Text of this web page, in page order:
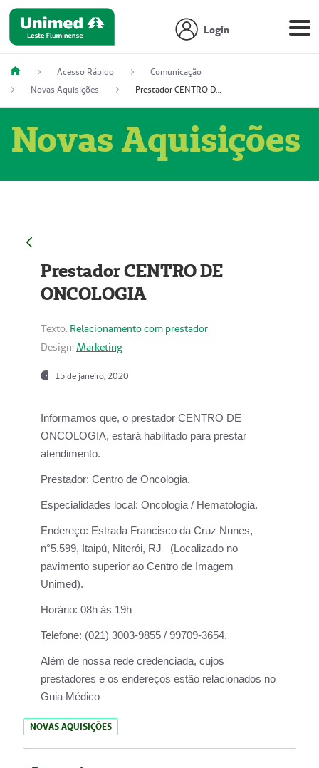
Login
Acesso Rápido
Comunicação
Novas Aquisições
Prestador CENTRO DE ONCOLOGIA
Novas Aquisições
Prestador CENTRO DE
ONCOLOGIA
Texto: Relacionamento com prestador
Design: Marketing
15 de janeiro, 2020
Informamos que, o prestador CENTRO DE
ONCOLOGIA, estará habilitado para prestar
atendimento.
Prestador: Centro de Oncologia.
Especialidades local: Oncologia / Hematologia.
Endereço: Estrada Francisco da Cruz Nunes,
n°5.599, Itaipú, Niterói, RJ (Localizado no
pavimento superior ao Centro de Imagem
Unimed).
Horário: 08h às 19h
Telefone: (021) 3003-9855 / 99709-3654.
Além de nossa rede credenciada, cujos
prestadores e os endereços estão relacionados no
Guia Médico
NOVAS AQUISIÇÕES